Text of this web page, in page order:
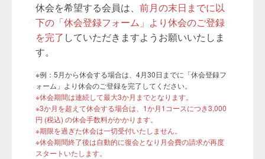
休会を希望する会員は、 前月の末日までに以
下の「休会登録フォーム」より休会のご登録
を完了 していただきますようお願いいたしま
す。
※例：5月から休会する場合は、4月30日までに「休会登録フ
ォーム」より休会のご登録を完了してください。
※休会期間は連続して最大3か月までとなります。
※3か月を超えて休会する場合は、1か月1コースにつき3,000
円 (税込) の休会手数料がかかります。
※期限を過ぎた休会は一切受付いたしません。
※休会期間終了後は自動的に復会となり月会費の請求が再度
スタートいたします。